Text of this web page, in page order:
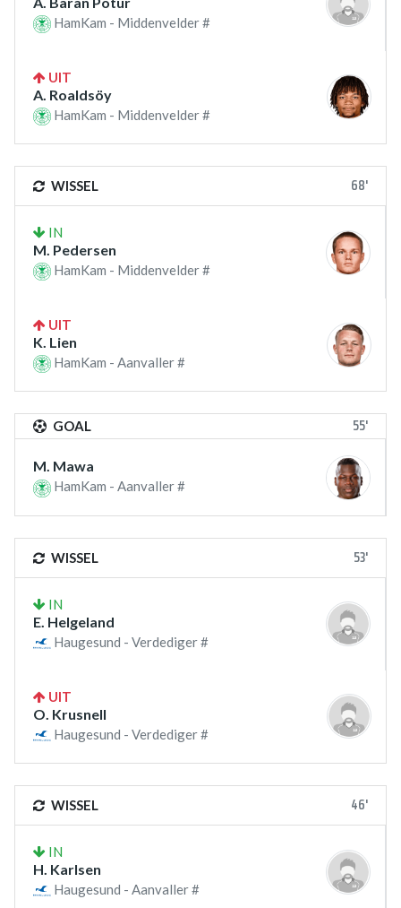
HamKam - Middenvelder #
UIT
A. Roaldsöy
HamKam - Middenvelder #
WISSEL 68'
IN
M. Pedersen
HamKam - Middenvelder #
UIT
K. Lien
HamKam - Aanvaller #
GOAL 55'
M. Mawa
HamKam - Aanvaller #
WISSEL 53'
IN
E. Helgeland
Haugesund - Verdediger #
UIT
O. Krusnell
Haugesund - Verdediger #
WISSEL 46'
IN
H. Karlsen
Haugesund - Aanvaller #